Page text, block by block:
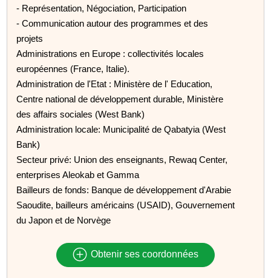
- Représentation, Négociation, Participation
- Communication autour des programmes et des
projets
Administrations en Europe : collectivités locales
européennes (France, Italie).
Administration de l'Etat : Ministère de l' Education,
Centre national de développement durable, Ministère
des affairs sociales (West Bank)
Administration locale: Municipalité de Qabatyia (West
Bank)
Secteur privé: Union des enseignants, Rewaq Center,
enterprises Aleokab et Gamma
Bailleurs de fonds: Banque de développement d'Arabie
Saoudite, bailleurs américains (USAID), Gouvernement
du Japon et de Norvège
Obtenir ses coordonnées